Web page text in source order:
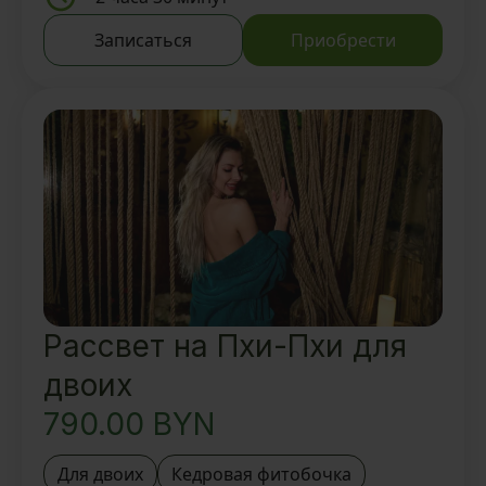
Традиционный тайский ритуал 1
час
Foot-ритуал 30 мин
Вкусный ароматный чай и
восточные угощения
Записаться
Приобрести
Рассвет на Пхи-Пхи для
двоих
790.00 BYN
Для двоих
Кедровая фитобочка